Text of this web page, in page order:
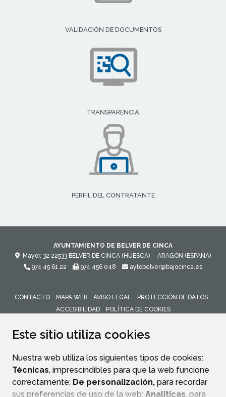
Este sitio utiliza cookies
Nuestra web utiliza los siguientes tipos de cookies:
Técnicas, imprescindibles para que la web funcione
correctamente; De personalización, para recordar
sus preferencias de uso de la web; Analíticas, para
VALIDACIÓN DE DOCUMENTOS
TRANSPARENCIA
PERFIL DEL CONTRATANTE
AYUNTAMIENTO DE BELVER DE CINCA
Mayor, 32 22533 BELVER DE CINCA (HUESCA) - ARAGÓN (ESPAÑA)
974 45 61 22
974 456 048 aytobelver@bajocinca.es
CONTACTO MAPA WEB AVISO LEGAL
PROTECCIÓN DE DATOS
ACCESIBILIDAD
POLÍTICA DE COOKIES